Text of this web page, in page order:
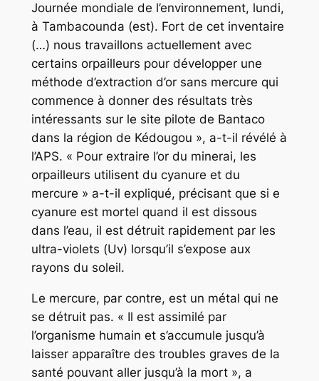
Journée mondiale de l’environnement, lundi,
à Tambacounda (est). Fort de cet inventaire
(…) nous travaillons actuellement avec
certains orpailleurs pour développer une
méthode d’extraction d’or sans mercure qui
commence à donner des résultats très
intéressants sur le site pilote de Bantaco
dans la région de Kédougou », a-t-il révélé à
l’APS. « Pour extraire l’or du minerai, les
orpailleurs utilisent du cyanure et du
mercure » a-t-il expliqué, précisant que si e
cyanure est mortel quand il est dissous
dans l’eau, il est détruit rapidement par les
ultra-violets (Uv) lorsqu’il s’expose aux
rayons du soleil.
Le mercure, par contre, est un métal qui ne
se détruit pas. « Il est assimilé par
l’organisme humain et s’accumule jusqu’à
laisser apparaître des troubles graves de la
santé pouvant aller jusqu’à la mort », a